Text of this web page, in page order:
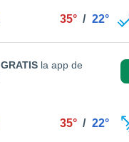
35° / 22°
GRATIS la app de
35° / 22°